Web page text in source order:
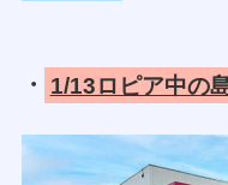
・ 1/13ロピア中の